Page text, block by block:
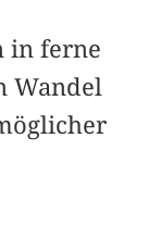
in ferne
Wandel